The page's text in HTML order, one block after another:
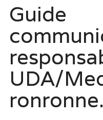
Guide
UDA/